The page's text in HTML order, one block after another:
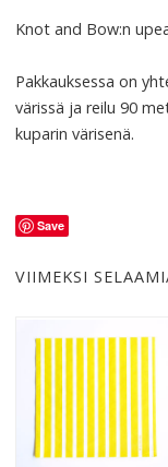
Knot and Bow:n
Pakkauksessa on
värissä ja reilu 90
kuparin värisenä.
Save
VIIMEKSI